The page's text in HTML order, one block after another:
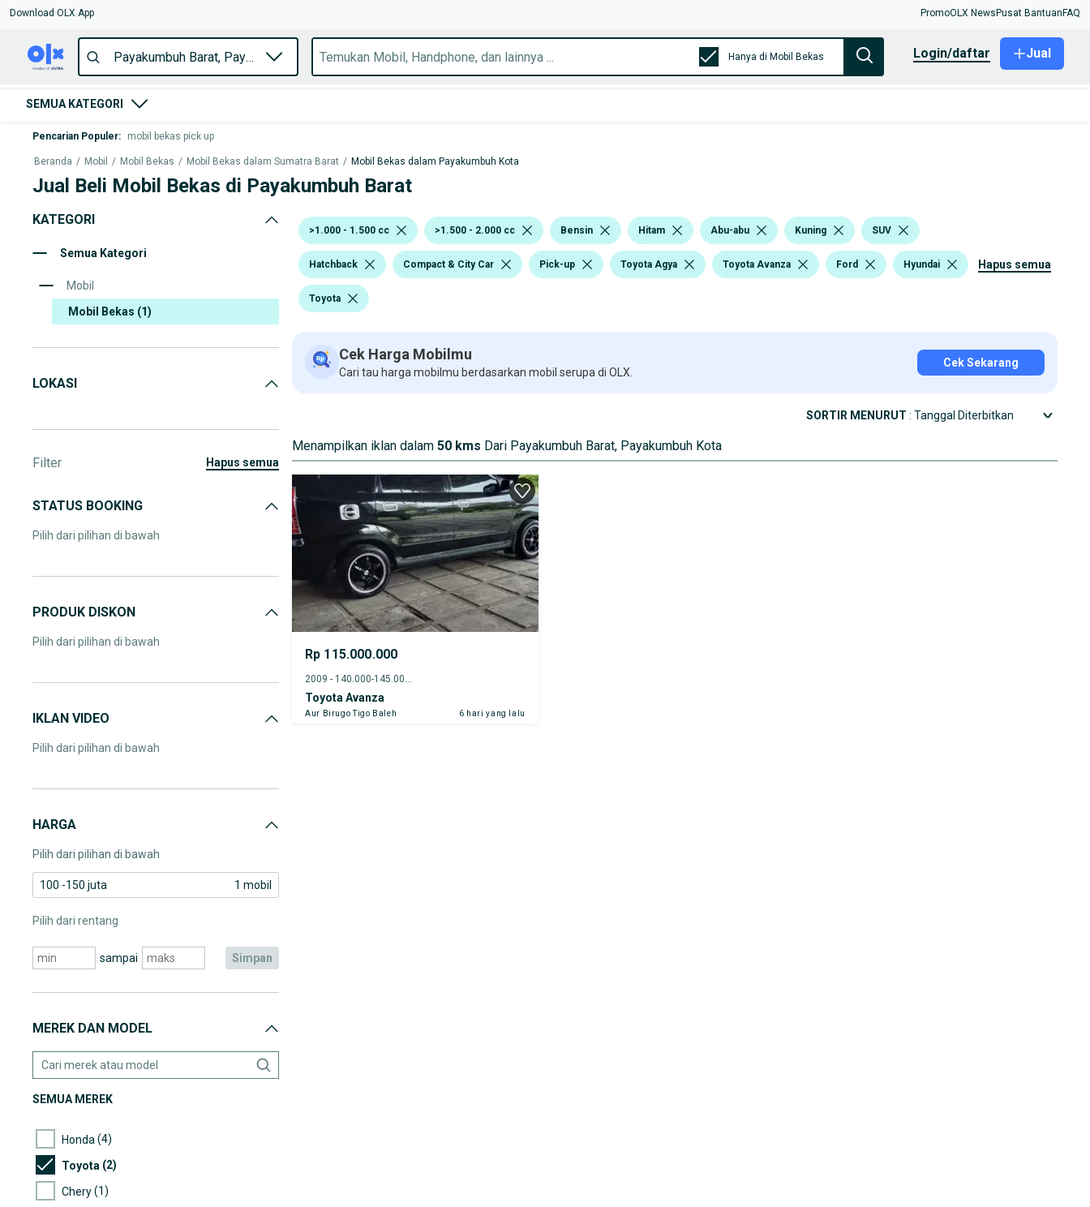
Download OLX App PromoOLX News Pusat Bantuan FAQ
Hanya di Mobil Bekas login/daftar Jual
SEMUA KATEGORI
Pencarian Populer: mobil bekas pick up
Beranda / Mobil / Mobil Bekas / Mobil Bekas dalam Sumatra Barat / Mobil Bekas dalam Payakumbuh Kota
Jual Beli Mobil Bekas di Payakumbuh Barat
KATEGORI
Semua Kategori
Mobil
Mobil Bekas (1)
LOKASI
Filter hapus semua
STATUS BOOKING
Pilih dari pilihan di bawah
PRODUK DISKON
Pilih dari pilihan di bawah
IKLAN VIDEO
Pilih dari pilihan di bawah
HARGA
Pilih dari pilihan di bawah
100 -150 juta 1 mobil
Pilih dari rentang
sampai simpan
MEREK DAN MODEL
SEMUA MEREK
Honda (4)
Toyota (2)
Chery(1)
>1.000 - 1.500 cc >1.500 - 2.000 cc Bensin Hitam Abu-abu Kuning SUV
Hatchback Compact & City Car Pick-up Toyota Agya Toyota Avanza Ford Hyundai
Toyota
hapus semua
Cek Harga Mobilmu
Cari tau harga mobilmu berdasarkan mobil serupa di OLX.
Cek Sekarang
SORTIR MENURUT : Tanggal Diterbitkan
Menampilkan iklan dalam 50 kms Dari Payakumbuh Barat, Payakumbuh Kota
Rp 115.000.000
Toyota Avanza
Aur Birugo Tigo Baleh 6 hari yang lalu